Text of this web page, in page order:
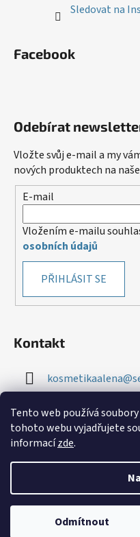
Tento web používá
tohoto webu vyjadřujete
informacízde.
Odmítnout
Sledovat na
Facebook
Odebírat
Vložte svůj e-mail a my
nových produktech na
E-mail
Vložením e-mailu
osobních údajů
PŘIHLÁSIT SE
Kontakt
kosmetikaalena@
+420 724 276 534
Copyright 2026Taara .